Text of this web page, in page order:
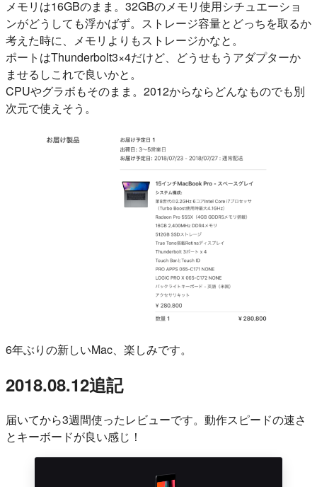
メモリは16GBのまま。32GBのメモリ使用シチュエーショ
ンがどうしても浮かばず。ストレージ容量とどっちを取るか
考えた時に、メモリよりもストレージかなと。
ポートはThunderbolt3×4だけど、どうせもうアダプターか
ませるしこれで良いかと。
CPUやグラボもそのまま。2012からならどんなものでも別
次元で使えそう。
6年ぶりの新しいMac、楽しみです。
2018.08.12追記
届いてから3週間使ったレビューです。動作スピードの速さ
とキーボードが良い感じ！